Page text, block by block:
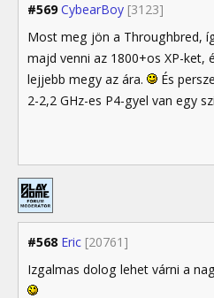
#569 CybearBoy [3123]
Most meg jön a Throughbred,
majd venni az 1800+os XP-ket,
lejjebb megy az ára.
És
2-2,2 GHz-es P4-gyel van egy
#568 Eric [20761]
Izgalmas dolog lehet várni a